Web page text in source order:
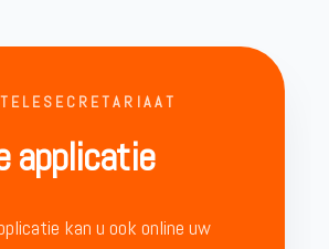
applicatie
kan u ook online uw